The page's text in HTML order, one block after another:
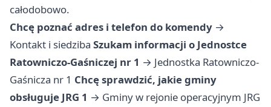
całodobowo.
Chcę poznać adres i telefon do komendy →
Kontakt i siedziba Szukam informacji o Jednostce
Ratowniczo-Gaśniczej nr 1 → Jednostka Ratowniczo-
Gaśnicza nr 1 Chcę sprawdzić, jakie gminy
obsługuje JRG 1 → Gminy w rejonie operacyjnym JRG